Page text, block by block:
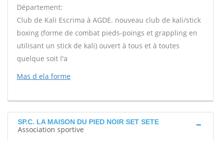
Département:
Club de Kali Escrima à AGDE. nouveau club de kali/stick
boxing (forme de combat pieds-poings et grappling en
utilisant un stick de kali) ouvert à tous et à toutes
quelque soit l'a
Mas d ela forme
SP.C. LA MAISON DU PIED NOIR SET SETE
Association sportive